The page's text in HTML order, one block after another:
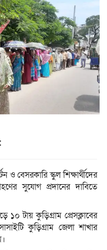
ও বেসরকারি স্কুল শিক্ষার্থীদের
সুযোগ প্রদানের দাবিতে
টায় কুড়িগ্রাম প্রেসক্লাবের
কুড়িগ্রাম জেলা শাখার